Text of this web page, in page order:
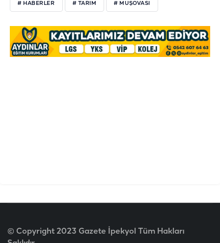
# HABERLER # TARIM # MUŞOVASI
© Copyright 2023 Gazete İpekyol Tüm Hakları